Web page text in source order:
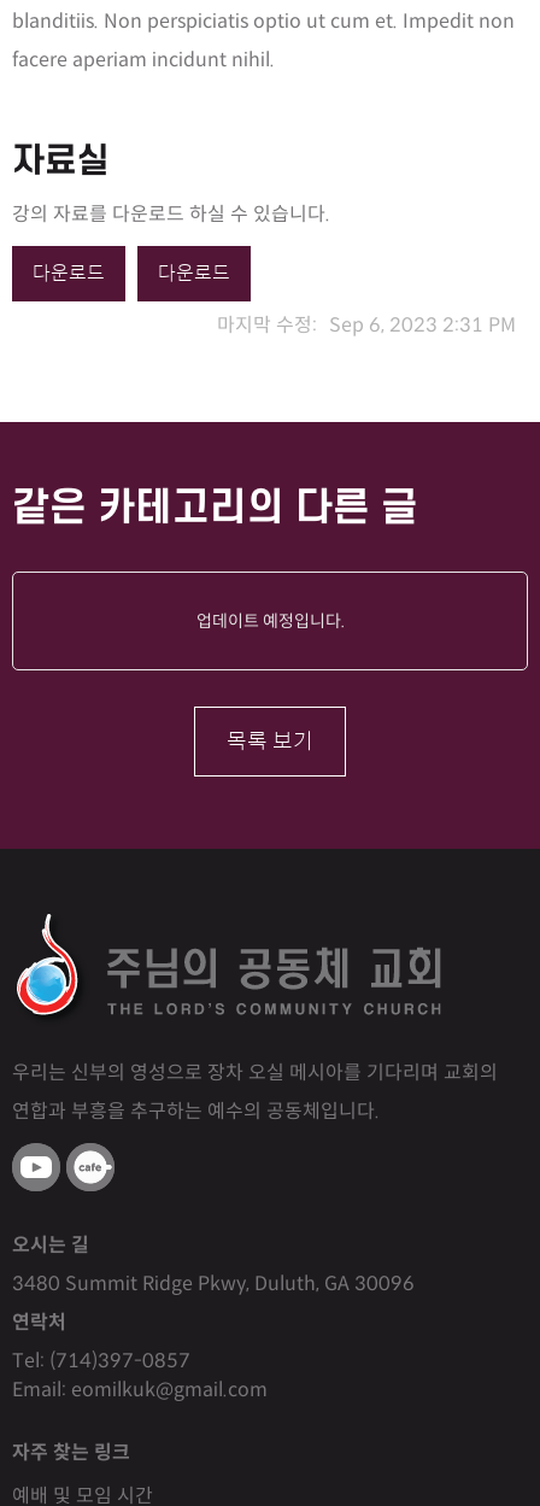
blanditiis. Non perspiciatis optio ut cum et. Impedit non
facere aperiam incidunt nihil.
자료실
강의 자료를 다운로드 하실 수 있습니다.
다운로드 다운로드
마지막 수정: Sep 6, 2023 2:31 PM
같은 카테고리의 다른 글
업데이트 예정입니다.
목록 보기
우리는 신부의 영성으로 장차 오실 메시아를 기다리며 교회의
연합과 부흥을 추구하는 예수의 공동체입니다.
자주 찾는 링크
예배 및 모임 시간
오시는 길
3480 Summit Ridge Pkwy, Duluth, GA 30096
연락처
Tel: (714)397-0857
Email: eomilkuk@gmail.com